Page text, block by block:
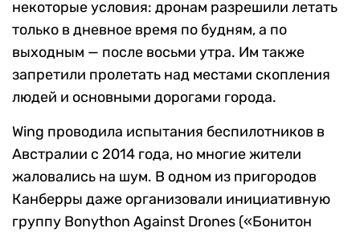
некоторые условия: дронам разрешили летать
только в дневное время по будням, а по
выходным — после восьми утра. Им также
запретили пролетать над местами скопления
людей и основными дорогами города.
Wing проводила испытания беспилотников в
Австралии с 2014 года, но многие жители
жаловались на шум. В одном из пригородов
Канберры даже организовали инициативную
группу Bonython Against Drones («Бонитон